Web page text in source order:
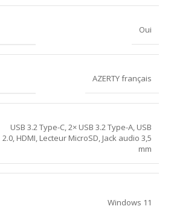
Oui
AZERTY français
USB 3.2 Type-C, 2× USB 3.2 Type-A, USB
2.0, HDMI, Lecteur MicroSD, Jack audio 3,5
mm
Windows 11